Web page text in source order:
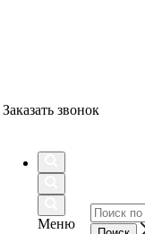
Заказать звонок
Меню